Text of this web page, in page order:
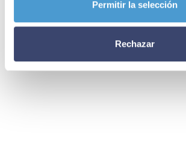
Permitir la selección
Rechazar